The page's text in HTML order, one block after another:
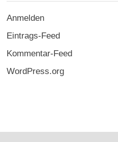
Anmelden
Eintrags-Feed
Kommentar-Feed
WordPress.org